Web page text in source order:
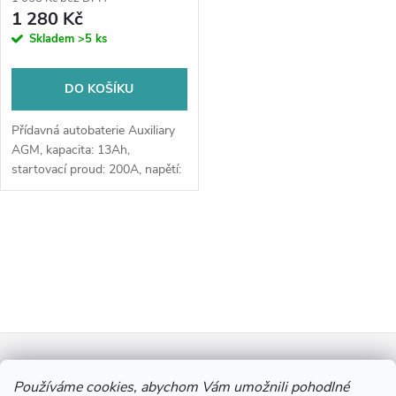
Používáme cookies, abychom Vám umožnili pohodlné
o
d
u
k
t
o
d
u
k
nebo v prodejně Jinočany
1 280 Kč
Skladem >5 ks
DO KOŠÍKU
Přídavná autobaterie Auxiliary
AGM, kapacita: 13Ah,
startovací proud: 200A, napětí:
12V, rozmístění pólů: levá,
á
d
Z